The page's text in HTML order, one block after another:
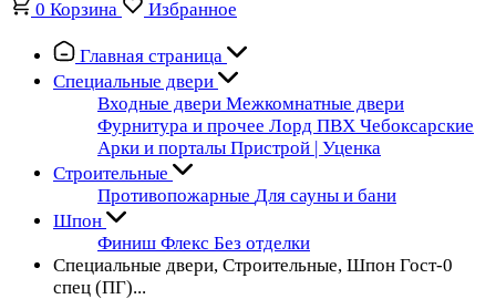
0 Корзина Избранное
Главная страница
Специальные двери
Входные двери Межкомнатные двери
Фурнитура и прочее Лорд ПВХ Чебоксарские
Арки и порталы Пристрой | Уценка
Строительные
Противопожарные Для сауны и бани
Шпон
Финиш Флекс Без отделки
Специальные двери, Строительные, Шпон Гост-0
спец (ПГ)...